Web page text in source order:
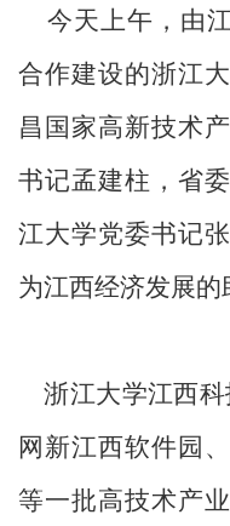
今天上午，由
合作建设的浙江
昌国家高新技术
书记孟建柱，省
江大学党委书记
为江西经济发展的
浙江大学江西科
网新江西软件园
等一批高技术产